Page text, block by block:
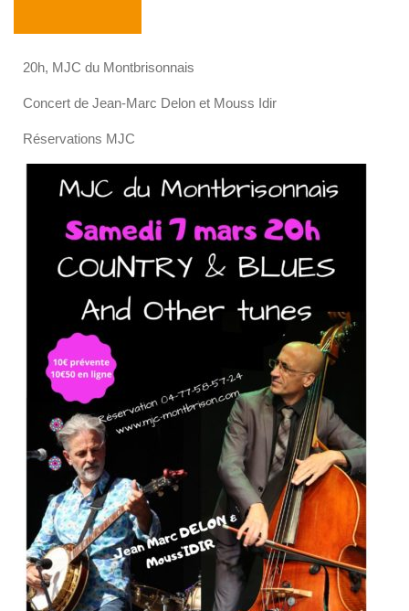
20h, MJC du Montbrisonnais
Concert de Jean-Marc Delon et Mouss Idir
Réservations MJC